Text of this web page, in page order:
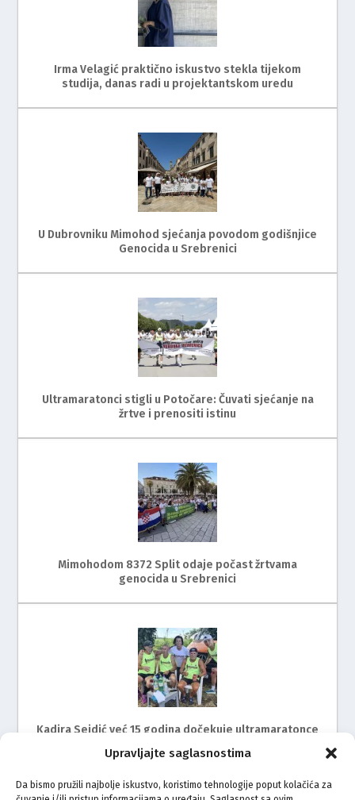
Upravljajte saglasnostima
Da bismo pružili najbolje iskustvo, koristimo tehnologije poput kolačića za
Irma Velagić praktično iskustvo stekla tijekom
studija, danas radi u projektantskom uredu
U Dubrovniku Mimohod sjećanja povodom godišnjice
Genocida u Srebrenici
Ultramaratonci stigli u Potočare: Čuvati sjećanje na
žrtve i prenositi istinu
Mimohodom 8372 Split odaje počast žrtvama
genocida u Srebrenici
Kadira Sejdić već 15 godina dočekuje ultramaratonce